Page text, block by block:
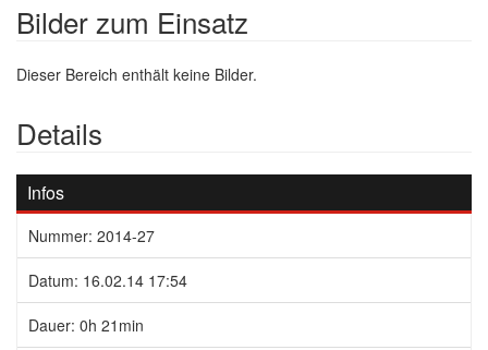
Bilder zum Einsatz
Dieser Bereich enthält keine Bilder.
Details
Infos
Nummer: 2014-27
Datum: 16.02.14 17:54
Dauer: 0h 21min